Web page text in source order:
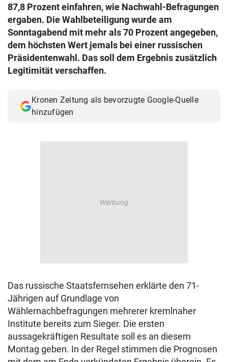
© Krone Multimedia GmbH & Co KG 2026
Muthgasse 2, 1190 Wien
87,8 Prozent einfahren, wie Nachwahl-Befragungen
ergaben. Die Wahlbeteiligung wurde am
Sonntagabend mit mehr als 70 Prozent angegeben,
dem höchsten Wert jemals bei einer russischen
Präsidentenwahl. Das soll dem Ergebnis zusätzlich
Legitimität verschaffen.
Kronen Zeitung als bevorzugte Google-Quelle
hinzufügen
Das russische Staatsfernsehen erklärte den 71-
Jährigen auf Grundlage von
Wählernachbefragungen mehrerer kremlnaher
Institute bereits zum Sieger. Die ersten
aussagekräftigen Resultate soll es an diesem
Montag geben. In der Regel stimmen die Prognosen